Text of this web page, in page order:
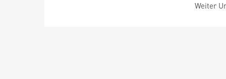
Weiter